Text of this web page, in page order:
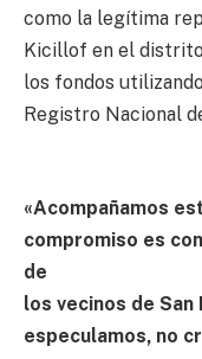
como la legítima
Kicillof en el
los fondos
Registro Nacional
«Acompañamos
compromiso es
de
los vecinos de
especulamos, no